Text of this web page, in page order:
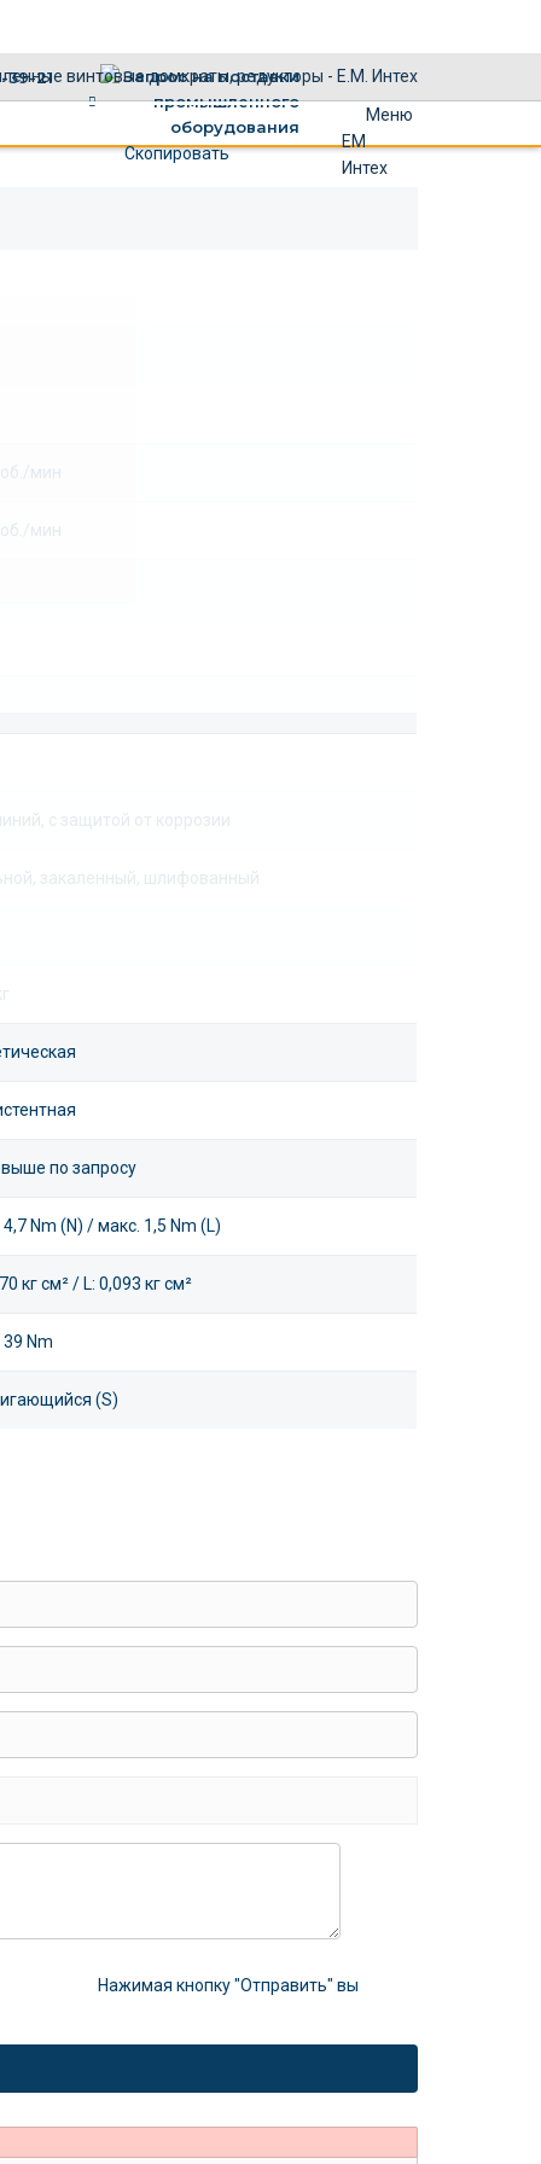
39-21
Скопировать
Меню
ЕМ
Интех
мин
мин
с защитой от коррозии
закаленный, шлифованный
выше по запросу
Nm (N) / макс. 1,5 Nm (L)
кг см² / L: 0,093 кг см²
Nm
(S)
Нажимая кнопку "Отправить" вы